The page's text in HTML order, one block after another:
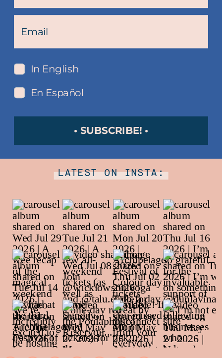
In English
En Español
• SUBSCRIBE! •
LATEST ON INSTA: